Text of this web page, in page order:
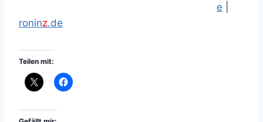
e
roninz.de
Teilen mit: